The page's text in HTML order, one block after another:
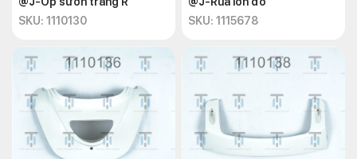
SKU: 1110130
SKU: 1115678